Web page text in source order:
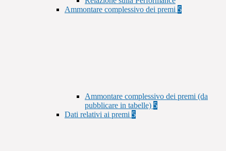
Ammontare complessivo dei premi 5
Ammontare complessivo dei premi (da
pubblicare in tabelle) 5
Dati relativi ai premi 5